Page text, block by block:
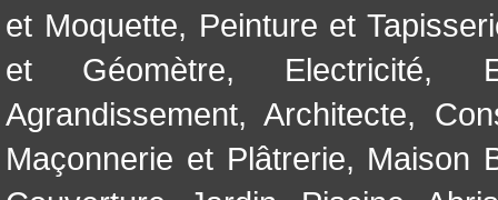
et Moquette, Peinture et
et Géomètre, Electricité,
Agrandissement, Architecte,
Maçonnerie et Plâtrerie, Maison